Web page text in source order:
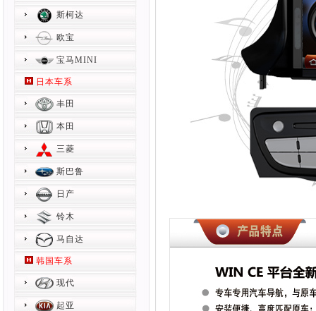
斯柯达
欧宝
宝马MINI
日本车系
丰田
本田
三菱
斯巴鲁
日产
铃木
马自达
韩国车系
现代
起亚